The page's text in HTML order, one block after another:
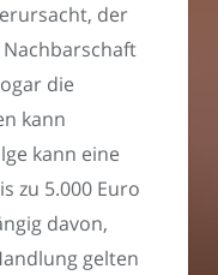
der
die
kann
kann eine
zu 5.000 Euro
davon,
gelten